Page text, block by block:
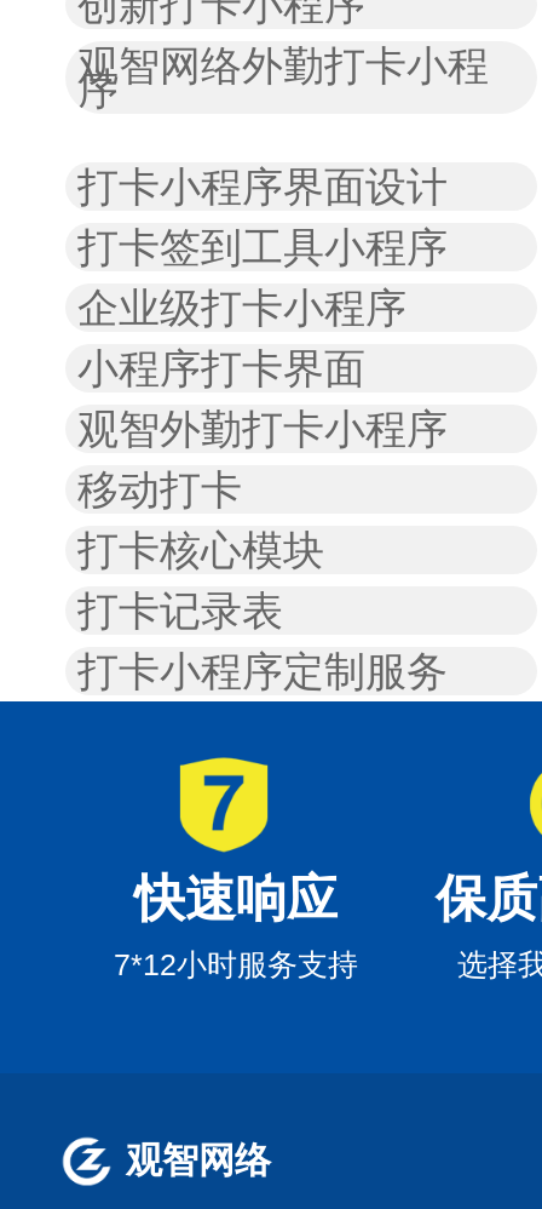
观智网络外勤打卡小程
序
打卡小程序界面设计
打卡签到工具小程序
企业级打卡小程序
小程序打卡界面
观智外勤打卡小程序
移动打卡
打卡核心模块
打卡记录表
打卡小程序定制服务
快速响应
7*12小时服务支持
保
选择
观智网络